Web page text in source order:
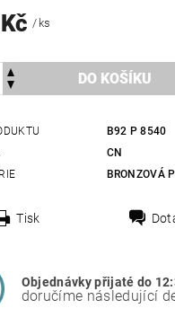
/ ks
B92 P 8540
CN
BRONZOVÁ
Tisk
Objednávky přijaté do
doručíme následující